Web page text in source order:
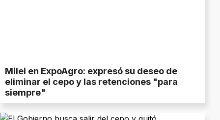
Milei en ExpoAgro: expresó su deseo de
eliminar el cepo y las retenciones "para
siempre"